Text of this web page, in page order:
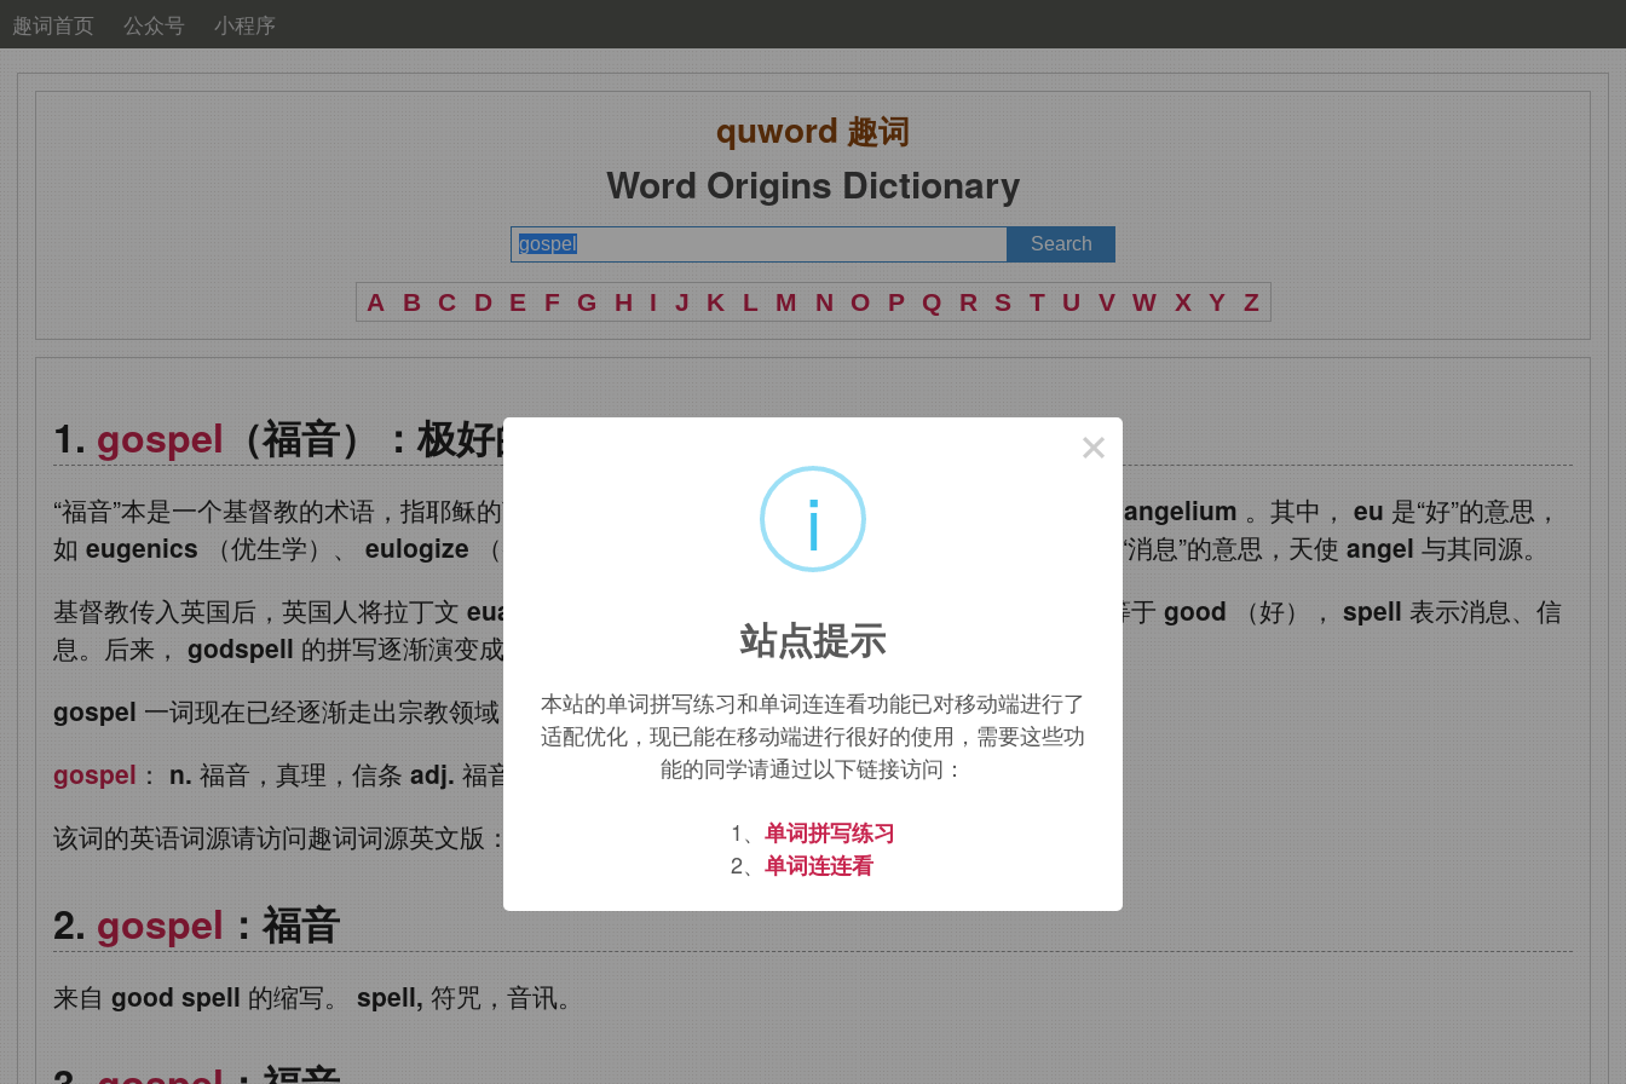
趣词首页 公众号 小程序
quword 趣词
Word Origins Dictionary
A B C D E F G H I J K L M N O P Q R S T U V W X Y Z
gospel （福音）：极好的消息
“福音”本是一个基督教的术语，指耶稣的言论及其门徒们传播的教义。在拉丁文中，福音叫做 euangelium 。其中， eu 是“好”的意思，
如 eugenics （优生学）、 eulogize （赞美）、 （委婉的词语）； 是“消息”的意思，天使 angel 与其同源。
基督教传入英国后，英国人将拉丁文 euangelium 等于 good （好）， spell 表示消息、信
息。后来， godspell 的拼写逐渐演变成了现代英语中的 gospel。
gospel 一词现在已经逐渐走出宗教领域，应用于更多场景，用来表示任何主义、信条。
gospel ： n. 福音，真理，信条 adj. 福音的，传播福音的
该词的英语词源请访问趣词词源英文版：
gospel 含义。
gospel ：福音
来自 good spell 的缩写。 spell, 符咒，音讯。
×
i
站点提示
本站的单词拼写练习和单词连连看功能已对移动端进行了
适配优化，现已能在移动端进行很好的使用，需要这些功
能的同学请通过以下链接访问：
1、 单词拼写练习
2、 单词连连看